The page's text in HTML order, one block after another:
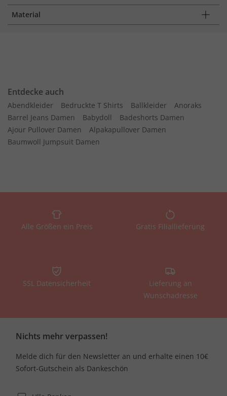
Material
Entdecke auch
Abendkleider Bedruckte T Shirts Ballkleider
Anoraks
Barrel Jeans Damen
Babydoll
Badeshorts Damen
Ajour Pullover Damen
Alpakapullover Damen
Baumwoll Jumpsuit Damen
Alle Größen ein Preis Gratis Filiallieferung
SSL Datensicherheit
Lieferung an
Wunschadresse
Nichts mehr verpassen!
Melde dich für den Newsletter an und erhalte einen 10€
Sofort-Gutschein als Dankeschön